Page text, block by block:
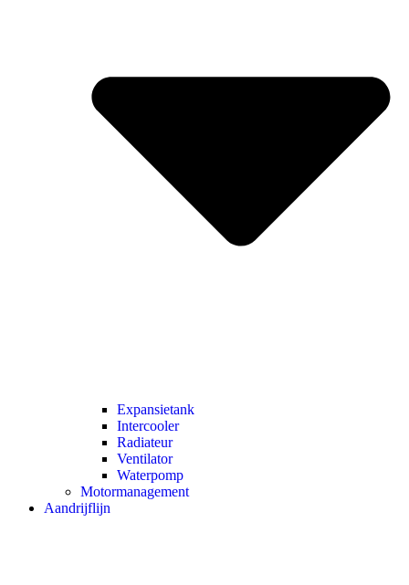
Expansietank
Intercooler
Radiateur
Ventilator
Waterpomp
Motormanagement
Aandrijflijn